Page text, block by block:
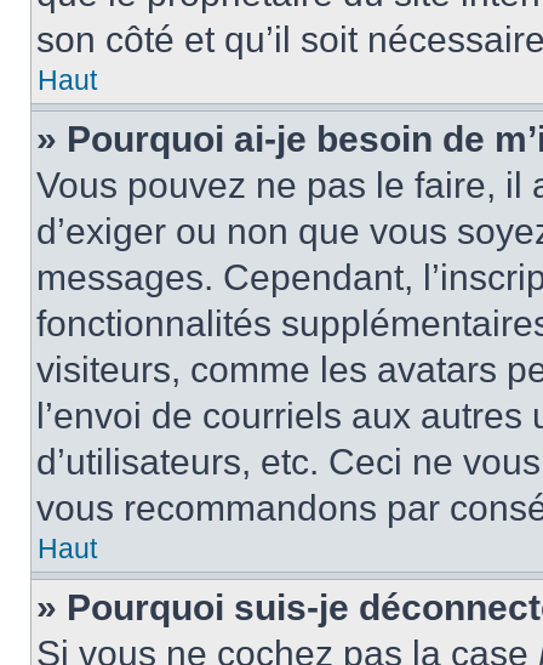
son côté et qu’il soit
Haut
» Pourquoi ai-je besoin de
Vous pouvez ne pas le faire, il
d’exiger ou non que vous
messages. Cependant,
fonctionnalités
visiteurs, comme les avatars
l’envoi de courriels aux
d’utilisateurs, etc. Ceci ne
vous recommandons par
Haut
» Pourquoi suis-je
Si vous ne cochez pas la case